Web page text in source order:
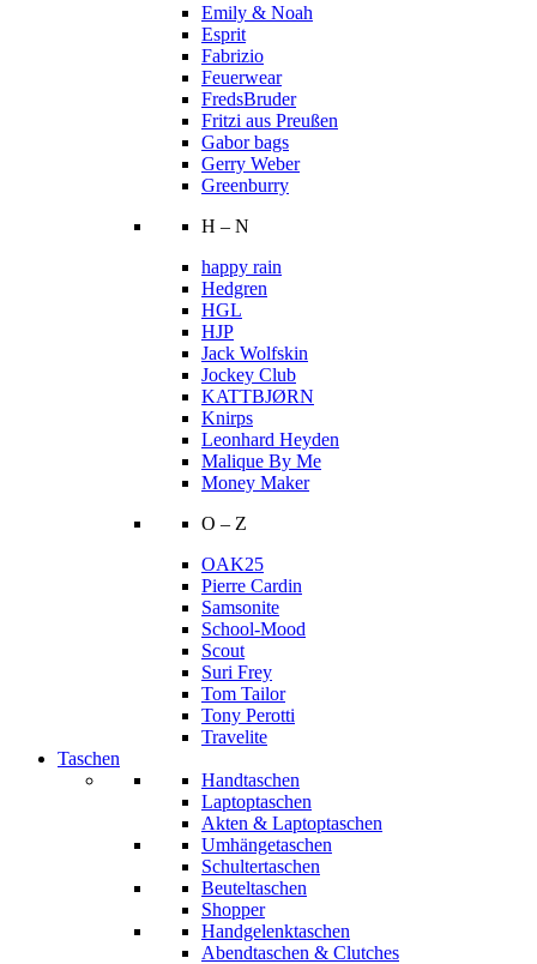
Emily & Noah
Esprit
Fabrizio
Feuerwear
FredsBruder
Fritzi aus Preußen
Gabor bags
Gerry Weber
Greenburry
H – N
happy rain
Hedgren
HGL
HJP
Jack Wolfskin
Jockey Club
KATTBJØRN
Knirps
Leonhard Heyden
Malique By Me
Money Maker
O – Z
OAK25
Pierre Cardin
Samsonite
School-Mood
Scout
Suri Frey
Tom Tailor
Tony Perotti
Travelite
Taschen
Handtaschen
Laptoptaschen
Akten & Laptoptaschen
Umhängetaschen
Schultertaschen
Beuteltaschen
Shopper
Handgelenktaschen
Abendtaschen & Clutches